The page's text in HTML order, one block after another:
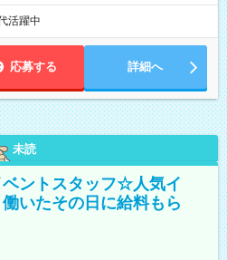
活躍中
応募する 詳細へ
未読
ントスタッフ☆人気イ
いたその日に給料もら